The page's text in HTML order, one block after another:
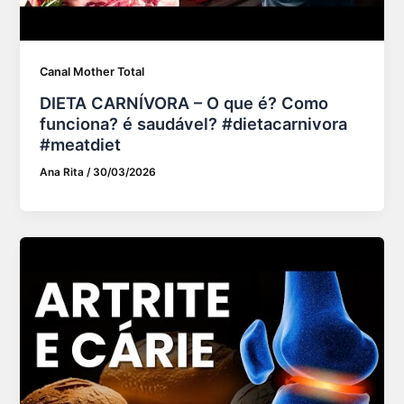
Canal Mother Total
DIETA CARNÍVORA – O que é? Como
funciona? é saudável? #dietacarnivora
#meatdiet
Ana Rita/ 30/03/2026